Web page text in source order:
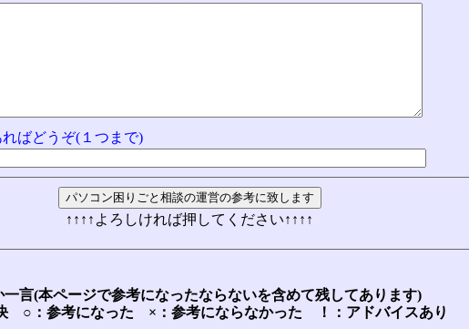
ばどうぞ(１つまで)
↑↑↑↑よろしければ押してください↑↑↑↑
一言(本ページで参考になったならないを含めて残してあります)
○：参考になった ×：参考にならなかった ！：アドバイスあり